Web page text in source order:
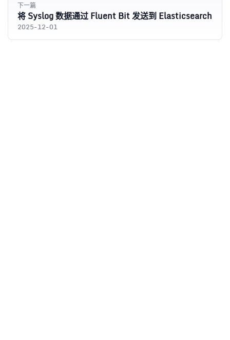
下一篇
将 Syslog 数据通过 Fluent Bit 发送到 Elasticsearch
2025-12-01